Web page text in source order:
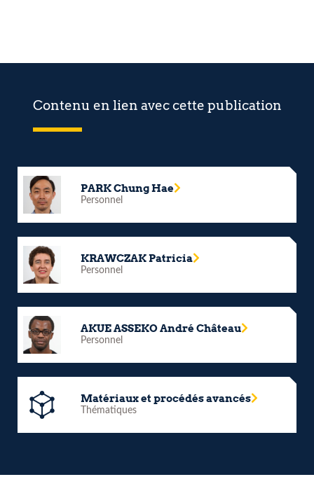
Contenu en lien avec cette publication
PARK Chung Hae
Personnel
KRAWCZAK Patricia
Personnel
AKUE ASSEKO André Château
Personnel
Matériaux et procédés avancés
Thématiques